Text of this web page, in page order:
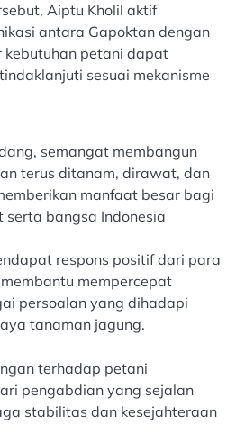
Aiptu Kholil aktif
antara Gapoktan dengan
petani dapat
sesuai mekanisme
semangat membangun
terus ditanam, dirawat, dan
manfaat besar bagi
serta bangsa Indonesia
respons positif dari para
mempercepat
persoalan yang dihadapi
tanaman jagung.
terhadap petani
pengabdian yang sejalan
stabilitas dan kesejahteraan